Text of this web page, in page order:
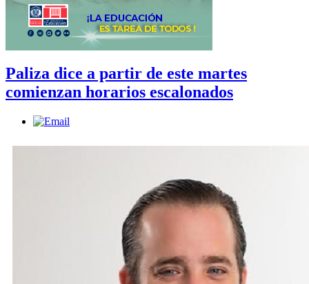
Paliza dice a partir de este martes
comienzan horarios escalonados